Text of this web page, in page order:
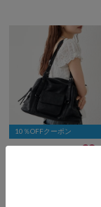
10％OFFクーポン
